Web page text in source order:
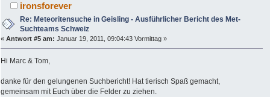
ironsforever
Re: Meteoritensuche in Geisling - Ausführlicher Bericht des Met-
Suchteams Schweiz
« Antwort #5 am: Januar 19, 2011, 09:04:43 Vormittag »
Hi Marc & Tom,
danke für den gelungenen Suchbericht! Hat tierisch Spaß gemacht,
gemeinsam mit Euch über die Felder zu ziehen.